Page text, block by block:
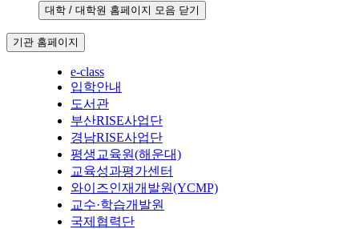
대학 / 대학원 홈페이지 모음 닫기
기관 홈페이지
e-class
입학안내
도서관
부산RISE사업단
경남RISE사업단
평생교육원(해운대)
교육성과평가센터
와이즈인재개발원(YCMP)
교수·학습개발원
국제협력단